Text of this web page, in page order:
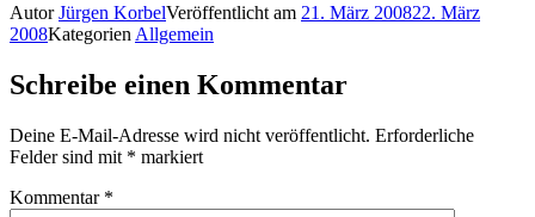
AutorJürgen KorbelVeröffentlicht am 21. März 200822. März
2008Kategorien Allgemein
Schreibe einen Kommentar
Deine E-Mail-Adresse wird nicht veröffentlicht. Erforderliche
Felder sind mit * markiert
Kommentar *